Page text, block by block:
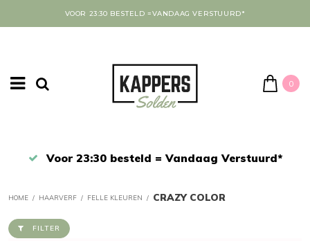
VOOR 23:30 BESTELD =VANDAAG VERSTUURD*
0
Afrekenen in een veilige omgeving
HOME / HAARVERF / FELLE KLEUREN / CRAZY COLOR
FILTER